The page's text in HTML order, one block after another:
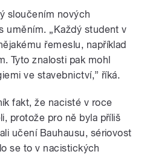
sloučením nových
uměním. „Každý student v
řemeslu, například
Tyto znalosti pak mohl
ve stavebnictví,” říká.
fakt, že nacisté v roce
protože pro ně byla příliš
učení Bauhausu, sériovost
se to v nacistických